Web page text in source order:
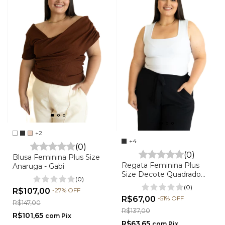
+2
(0)
Blusa Feminina Plus Size
Anaruga - Gabi
(0)
R$107,00 -27% OFF
R$147,00
R$101,65 com Pix
+4
(0)
Regata Feminina Plus
Size Decote Quadrado
em Suplex - Mel
(0)
R$67,00 -51% OFF
R$137,00